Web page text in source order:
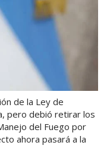
de la Ley de
pero debió retirar los
del Fuego por
ahora pasará a la